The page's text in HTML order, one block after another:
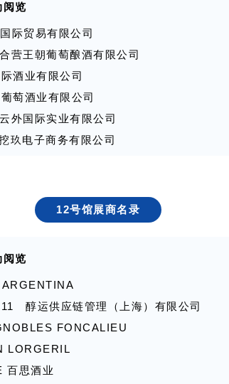
酒业有限公司
技有限公司
啤酒有限公司
酒有限公司
贸易有限公司
链管理有限责任公司
酿酒有限公司
淌科技有限公司
酒设备有限公司
易有限公司
业有限责任公司
技有限公司
制造股份有限公司
限公司
酒销售有限公司
阅览
际贸易有限公司
王朝葡萄酿酒有限公司
酒业有限公司
萄酒业有限公司
外国际实业有限公司
玖电子商务有限公司
牌管理有限公司
(一手佳酿）
际华邑品牌管理有限公司
酒业有限公司
京）科技有限公司
）有限公司
贸易有限公司
麓葡萄酒产业协会
12号馆展商名录
阅览
醇运供应链管理（上海）有限公司
FONCALIEU
LORGERIL
思酒业